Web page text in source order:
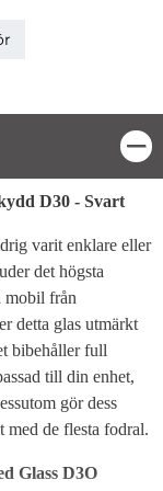
D30 - Svart
varit enklare eller
det högsta
mobil från
detta glas utmärkt
bibehåller full
till din enhet,
gör dess
de flesta fodral.
Glass D3O